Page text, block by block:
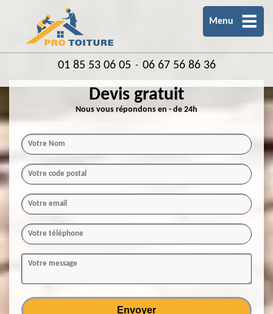
Menu
01 85 53 06 05 - 06 67 56 86 36
Devis gratuit
Nous vous répondons en - de 24h